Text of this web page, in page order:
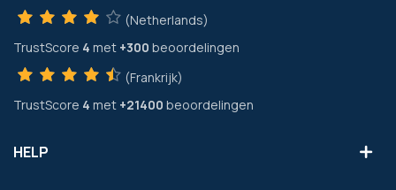
(Netherlands)
TrustScore 4 met +300 beoordelingen
(Frankrijk)
TrustScore 4 met +21400 beoordelingen
HELP